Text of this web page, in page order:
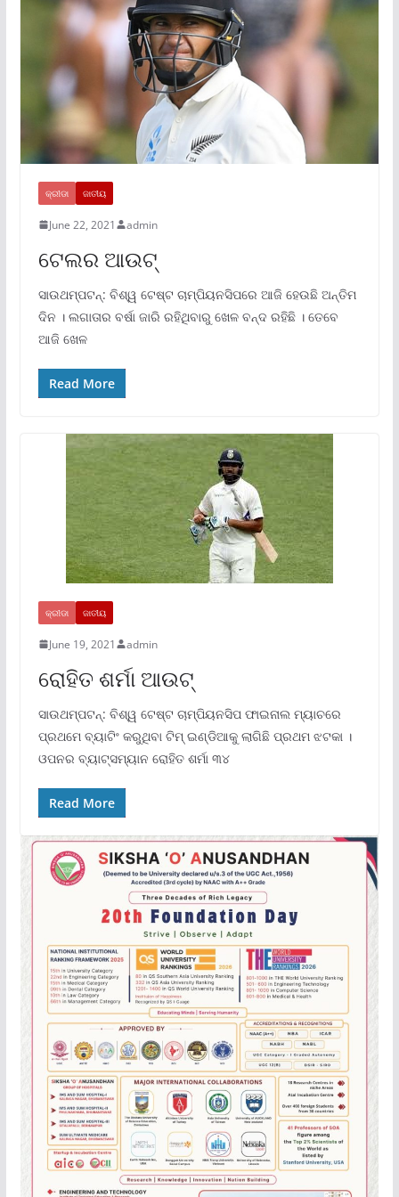
କ୍ରୀଡା ଜାତୀୟ
June 22, 2021 admin
ଟେଲର ଆଉଟ୍‌
ସାଉଥମ୍ପଟନ୍‌: ବିଶ୍ୱ ଟେଷ୍ଟ ଚାମ୍ପିୟନସିପରେ ଆଜି ହେଉଛି ଅନ୍ତିମ
ଦିନ । ଲଗାତାର ବର୍ଷା ଜାରି ରହିଥିବାରୁ ଖେଳ ବନ୍ଦ ରହିଛି । ତେବେ
ଆଜି ଖେଳ
Read More
କ୍ରୀଡା ଜାତୀୟ
June 19, 2021 admin
ରୋହିତ ଶର୍ମା ଆଉଟ୍‌
ସାଉଥମ୍ପଟନ୍‌: ବିଶ୍ୱ ଟେଷ୍ଟ ଚାମ୍ପିୟନସିପ ଫାଇନାଲ ମ୍ୟାଚରେ
ପ୍ରଥମେ ବ୍ୟାଟିଂ କରୁଥିବା ଟିମ୍ ଇଣ୍ଡିଆକୁ ଲାଗିଛି ପ୍ରଥମ ଝଟକା ।
ଓପନର ବ୍ୟାଟ୍ସମ୍ୟାନ ରୋହିତ ଶର୍ମା ୩୪
Read More